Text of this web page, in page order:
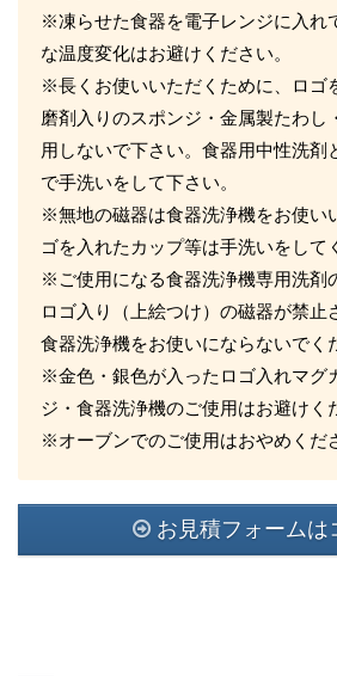
※凍らせた食器を電子レンジに入れ
な温度変化はお避けください。
※長くお使いいただくために、ロゴ
磨剤入りのスポンジ・金属製たわし
用しないで下さい。食器用中性洗剤
で手洗いをして下さい。
※無地の磁器は食器洗浄機をお使い
ゴを入れたカップ等は手洗いをして
※ご使用になる食器洗浄機専用洗剤
ロゴ入り（上絵つけ）の磁器が禁止
食器洗浄機をお使いにならないでく
※金色・銀色が入ったロゴ入れマグ
ジ・食器洗浄機のご使用はお避けく
※オーブンでのご使用はおやめくだ
お見積フォームは